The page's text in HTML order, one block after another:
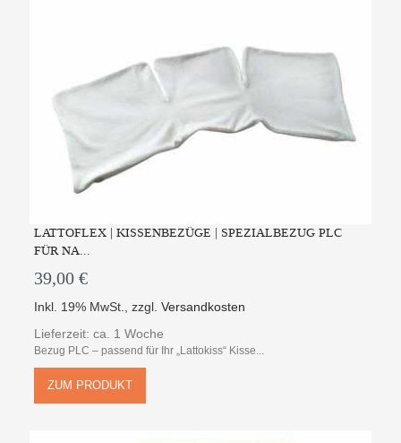
LATTOFLEX | KISSENBEZÜGE | SPEZIALBEZUG PLC
FÜR NA...
39,00 €
Inkl. 19% MwSt. ,zzgl.Versandkosten
Lieferzeit: ca. 1 Woche
Bezug PLC – passend für Ihr „Lattokiss“ Kisse...
ZUM PRODUKT